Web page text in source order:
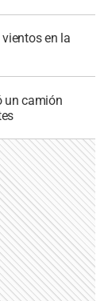
en la
un camión